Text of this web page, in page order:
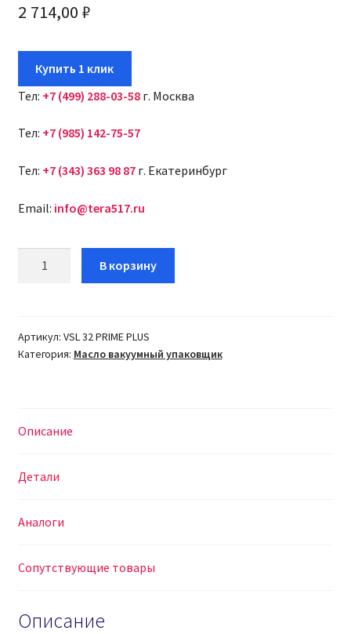
2 714,00 ₽
Купить 1 клик
Тел: +7 (499) 288-03-58г. Москва
Тел: +7 (985) 142-75-57
Тел: +7 (343) 363 98 87г. Екатеринбург
Email: info@tera517.ru
вакуумного
упаковщика
PRIME
ACI
В корзину
Артикул: VSL 32 PRIME PLUS
Категория: Масло вакуумный упаковщик
Описание
Детали
Аналоги
Сопутствующие товары
Описание